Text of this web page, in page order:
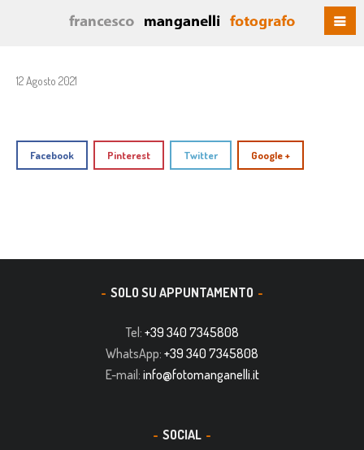
12 Agosto 2021
Facebook Pinterest Twitter Google +
SOLO SU APPUNTAMENTO
Tel: +39 340 7345808
WhatsApp: +39 340 7345808
E-mail: info@fotomanganelli.it
SOCIAL